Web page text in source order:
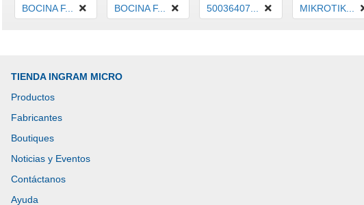
BOCINA F... BOCINA F... 50036407... MIKROTIK...
TIENDA INGRAM MICRO
Productos
Fabricantes
Boutiques
Noticias y Eventos
Contáctanos
Ayuda